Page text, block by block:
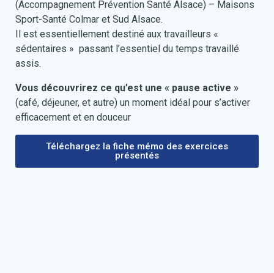
(Accompagnement Prévention Santé Alsace) – Maisons
Sport-Santé Colmar et Sud Alsace.
Il est essentiellement destiné aux travailleurs «
sédentaires » passant l’essentiel du temps travaillé
assis.
Vous découvrirez ce qu’est une « pause active »
(café, déjeuner, et autre) un moment idéal pour s’activer
efficacement et en douceur
Téléchargez la fiche mémo des exercices
présentés